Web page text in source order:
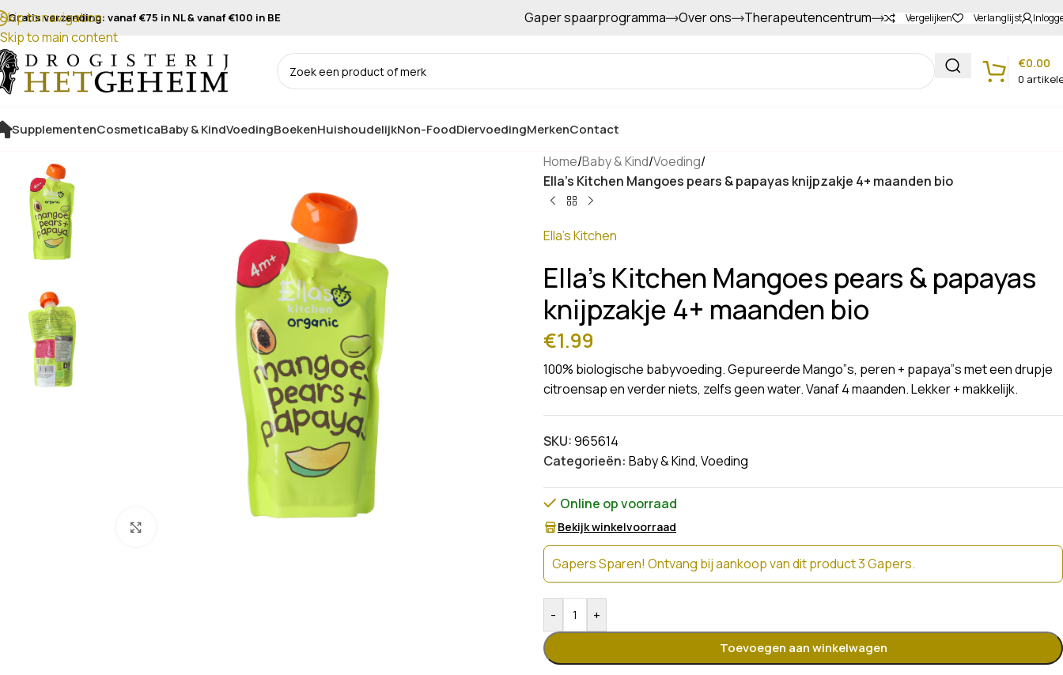
Skip to navigation
Skip to main content
Gratis verzending: vanaf €75 in NL & vanaf €100 in BE Gratis afhalen in de winkel Gapers sparen voor extra korting
Gaper spaarprogramma Over ons Therapeutencentrum Vergelijken Verlanglijst
0
€0.00
SupplementenCosmeticaBaby & KindVoedingBoekenHuishoudelijkNon-FoodDiervoedingMerkenContact
Home/Baby & Kind/Voeding/
Ella’s Kitchen Mangoes pears & papayas knijpzakje 4+ maanden bio
Ella's Kitchen
Ella’s Kitchen Mangoes pears & papayas
knijpzakje 4+ maanden bio
€1.99
100% biologische babyvoeding. Gepureerde Mango”s, peren + papaya”s met een drupje
citroensap en verder niets, zelfs geen water. Vanaf 4 maanden. Lekker + makkelijk.
SKU:965614
Categorieën: Baby & Kind, Voeding
Online op voorraad
Bekijk winkelvoorraad
Gapers Sparen! Ontvang bij aankoop van dit product 3 Gapers.
- +
Toevoegen aan winkelwagen